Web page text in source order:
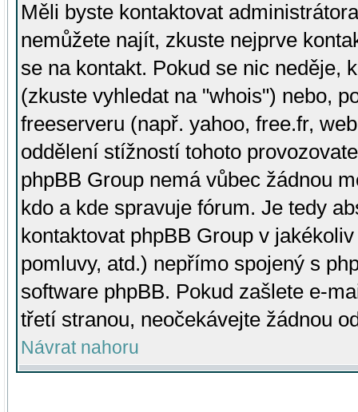
Měli byste kontaktovat
nemůžete najít, zkuste nejprve
se na kontakt. Pokud se nic neděje,
(zkuste vyhledat na "whois") nebo,
freeserveru (např. yahoo, free.fr,
oddělení stížností tohoto
phpBB Group nemá vůbec žádnou
kdo a kde spravuje fórum. Je tedy
kontaktovat phpBB Group v
pomluvy, atd.) nepřímo spojený s
software phpBB. Pokud zašlete e-
třetí stranou, neočekávejte žádnou
Návrat nahoru